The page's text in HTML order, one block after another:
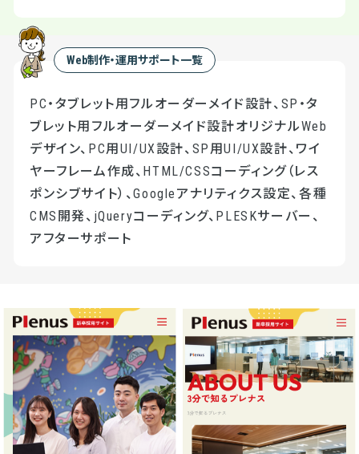
Web制作・運用サポート一覧
PC・タブレット用フルオーダーメイド設計、SP・タ
ブレット用フルオーダーメイド設計オリジナルWeb
デザイン、PC用UI/UX設計、SP用UI/UX設計、ワイ
ヤーフレーム作成、HTML/CSSコーディング（レス
ポンシブサイト）、Googleアナリティクス設定、各種
CMS開発、jQueryコーディング、PLESKサーバー、
アフターサポート